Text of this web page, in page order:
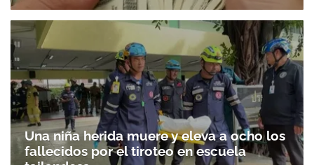
Una niña herida muere y eleva a ocho los
fallecidos por el tiroteo en escuela